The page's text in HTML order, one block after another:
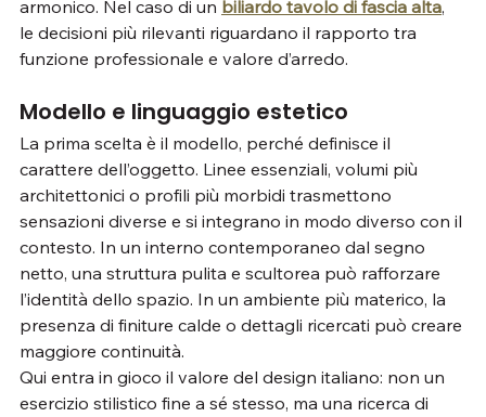
armonico. Nel caso di un biliardo tavolo di fascia alta,
le decisioni più rilevanti riguardano il rapporto tra
funzione professionale e valore d’arredo.
Modello e linguaggio estetico
La prima scelta è il modello, perché definisce il
carattere dell’oggetto. Linee essenziali, volumi più
architettonici o profili più morbidi trasmettono
sensazioni diverse e si integrano in modo diverso con il
contesto. In un interno contemporaneo dal segno
netto, una struttura pulita e scultorea può rafforzare
l’identità dello spazio. In un ambiente più materico, la
presenza di finiture calde o dettagli ricercati può creare
maggiore continuità.
Qui entra in gioco il valore del design italiano: non un
esercizio stilistico fine a sé stesso, ma una ricerca di